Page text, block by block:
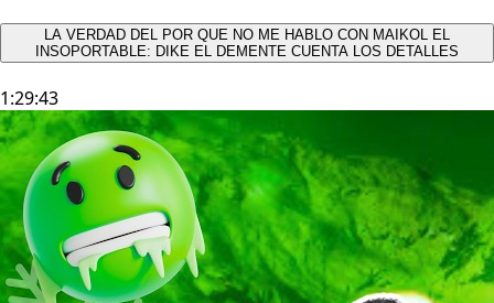
LA VERDAD DEL POR QUE NO ME HABLO CON MAIKOL EL
INSOPORTABLE: DIKE EL DEMENTE CUENTA LOS DETALLES
1:29:43